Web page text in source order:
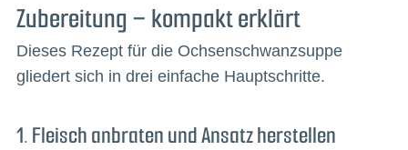
Zubereitung – kompakt erklärt
Dieses Rezept für die Ochsenschwanzsuppe
gliedert sich in drei einfache Hauptschritte.
1. Fleisch anbraten und Ansatz herstellen